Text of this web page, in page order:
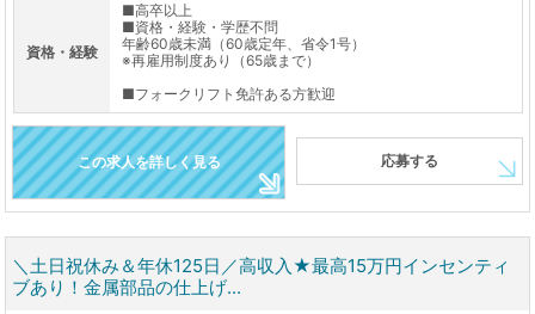
資格・経験
■高卒以上
■資格・経験・学歴不問
年齢60歳未満（60歳定年、省令1号）
※再雇用制度あり（65歳まで）
■フォークリフト免許ある方歓迎
この求人を詳しく見る 応募する
＼土日祝休み＆年休125日／高収入★最高15万円インセンティ
ブあり！金属部品の仕上げ...